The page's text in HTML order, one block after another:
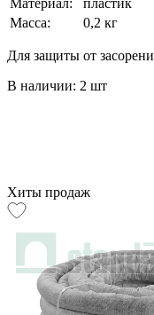
Масса:
0,2 кг
Для защиты от
В наличии: 2 шт
Хиты продаж